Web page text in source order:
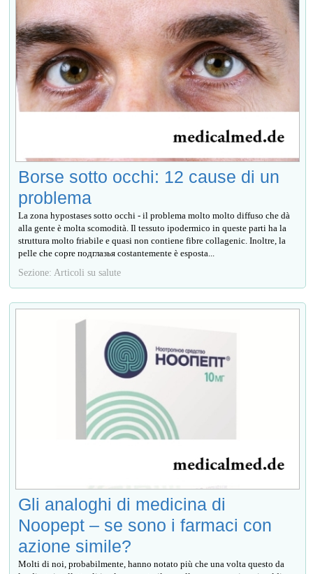
Borse sotto occhi: 12 cause di un
problema
La zona hypostases sotto occhi - il problema molto molto diffuso che dà
alla gente è molta scomodità. Il tessuto ipodermico in queste parti ha la
struttura molto friabile e quasi non contiene fibre collagenic. Inoltre, la
pelle che copre подглазья costantemente è esposta...
Sezione: Articoli su salute
Gli analoghi di medicina di
Noopept – se sono i farmaci con
azione simile?
Molti di noi, probabilmente, hanno notato più che una volta questo da